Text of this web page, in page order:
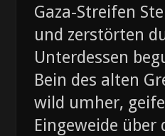
Gaza-Streifen
und zerstörten
Unterdessen
Bein des alten
wild umher,
Eingeweide